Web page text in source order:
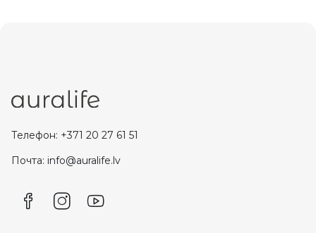
Телефон: +371 20 27 61 51
Почта: info@auralife.lv